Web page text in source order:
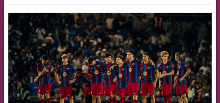
FCB Barcelona badge